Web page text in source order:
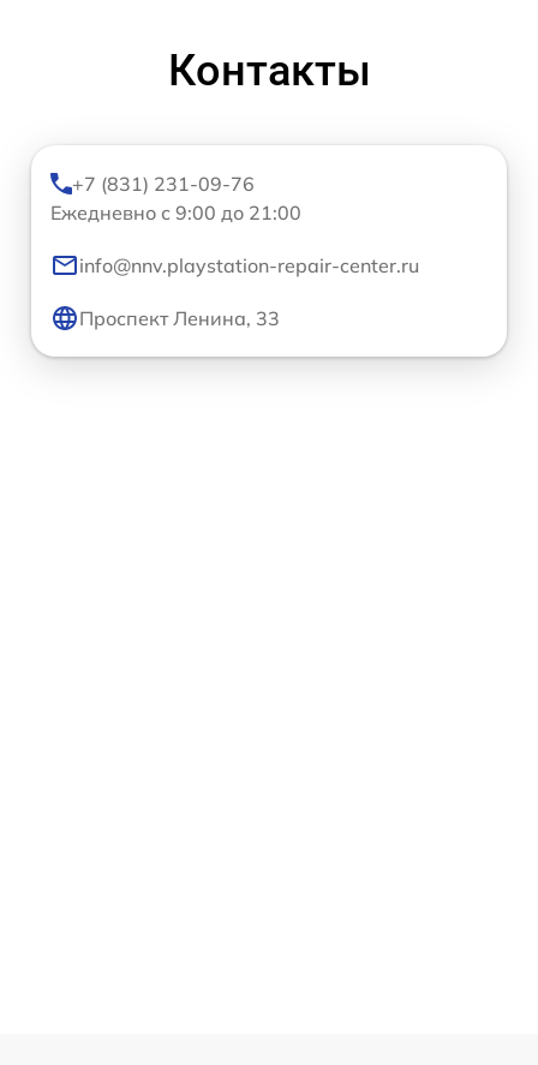
Контакты
+7 (831) 231-09-76
Ежедневно с 9:00 до 21:00
info@nnv.playstation-repair-center.ru
Проспект Ленина, 33